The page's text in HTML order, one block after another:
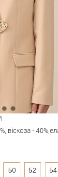
віскоза -
50 52 54